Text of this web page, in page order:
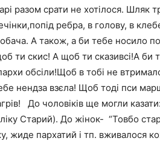
разом срати не хотілося. Шляк
ребра, в голову, в
А також, а би тебе носило
ти скис! А щоб ти сказивсі!А би
обсіли!Щоб в тобі не
нендза взєла! Щоб тоді пси
До чоловіків ще могли
Старий). До жінок- “Товбо
жиде пархатий і тп. вживалося